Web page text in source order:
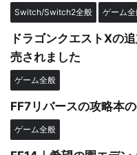
Switch/Switch2全般 ゲーム
ドラゴンクエストXの
売されました
ゲーム全般
FF7リバースの攻略本
ゲーム全般